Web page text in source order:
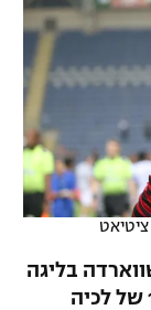
ציטיאט
ב-1:1 מול קישווארדה בליגה
ההונגרית, הבלם שיחק 45 דקות ב-1:1 של לכיה